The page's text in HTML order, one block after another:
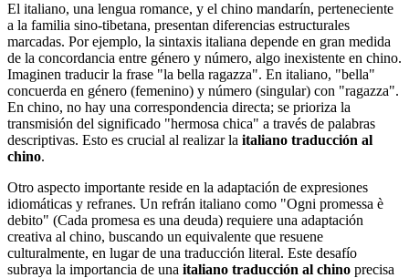
El italiano, una lengua romance, y el chino mandarín, perteneciente
a la familia sino-tibetana, presentan diferencias estructurales
marcadas. Por ejemplo, la sintaxis italiana depende en gran medida
de la concordancia entre género y número, algo inexistente en chino.
Imaginen traducir la frase "la bella ragazza". En italiano, "bella"
concuerda en género (femenino) y número (singular) con "ragazza".
En chino, no hay una correspondencia directa; se prioriza la
transmisión del significado "hermosa chica" a través de palabras
descriptivas. Esto es crucial al realizar la italiano traducción al
chino.
Otro aspecto importante reside en la adaptación de expresiones
idiomáticas y refranes. Un refrán italiano como "Ogni promessa è
debito" (Cada promesa es una deuda) requiere una adaptación
creativa al chino, buscando un equivalente que resuene
culturalmente, en lugar de una traducción literal. Este desafío
subraya la importancia de una italiano traducción al chino precisa